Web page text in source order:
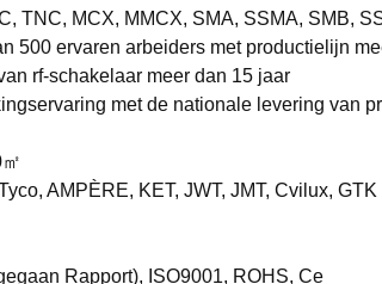
TNC, MCX, MMCX, SMA, SSMA, SMB,
500 ervaren arbeiders met productielijn
rf-schakelaar meer dan 15 jaar
met de nationale levering van
AMPÈRE, KET, JWT, JMT, Cvilux, GTK
Rapport), ISO9001, ROHS, Ce